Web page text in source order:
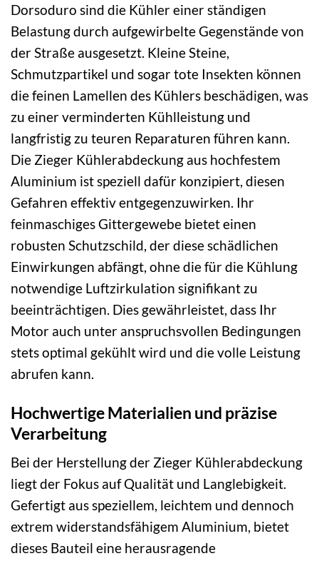
Dorsoduro sind die Kühler einer ständigen
Belastung durch aufgewirbelte Gegenstände von
der Straße ausgesetzt. Kleine Steine,
Schmutzpartikel und sogar tote Insekten können
die feinen Lamellen des Kühlers beschädigen, was
zu einer verminderten Kühlleistung und
langfristig zu teuren Reparaturen führen kann.
Die Zieger Kühlerabdeckung aus hochfestem
Aluminium ist speziell dafür konzipiert, diesen
Gefahren effektiv entgegenzuwirken. Ihr
feinmaschiges Gittergewebe bietet einen
robusten Schutzschild, der diese schädlichen
Einwirkungen abfängt, ohne die für die Kühlung
notwendige Luftzirkulation signifikant zu
beeinträchtigen. Dies gewährleistet, dass Ihr
Motor auch unter anspruchsvollen Bedingungen
stets optimal gekühlt wird und die volle Leistung
abrufen kann.
Hochwertige Materialien und präzise
Verarbeitung
Bei der Herstellung der Zieger Kühlerabdeckung
liegt der Fokus auf Qualität und Langlebigkeit.
Gefertigt aus speziellem, leichtem und dennoch
extrem widerstandsfähigem Aluminium, bietet
dieses Bauteil eine herausragende